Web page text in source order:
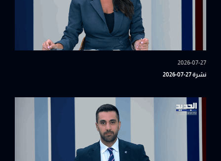
2026-07-27
نشرة 27-07-2026